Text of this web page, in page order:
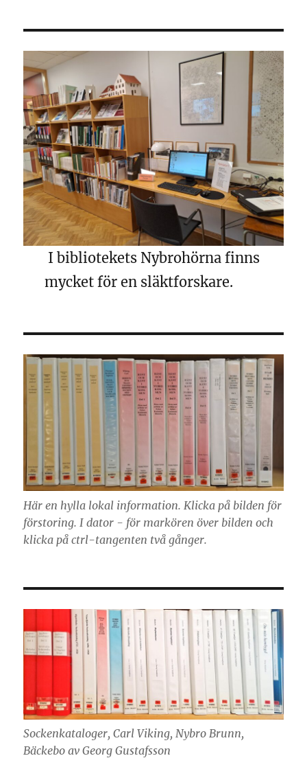
I bibliotekets Nybrohörna finns
mycket för en släktforskare.
Här en hylla lokal information. Klicka på bilden för
förstoring. I dator - för markören över bilden och
klicka på ctrl-tangenten två gånger.
Sockenkataloger, Carl Viking, Nybro Brunn,
Bäckebo av Georg Gustafsson